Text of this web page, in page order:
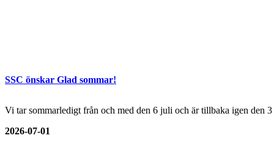
SSC önskar Glad sommar!
Vi tar sommarledigt från och med den 6 juli och är tillbaka igen den
2026-07-01